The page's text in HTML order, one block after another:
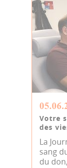
Votre
des
La
sang
du